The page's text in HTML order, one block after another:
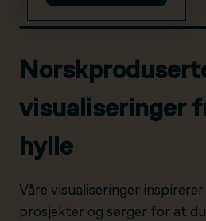
visualiseringer
hylle
Våre visualiseringer
prosjekter og sørger for at